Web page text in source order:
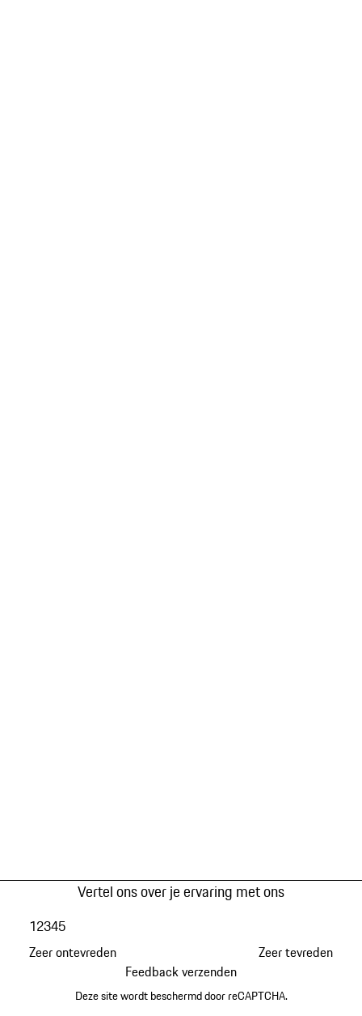
Vertel ons over je ervaring met ons
Zeer ontevreden
12345
Zeer tevreden
Feedback verzenden
Deze site wordt beschermd door reCAPTCHA.